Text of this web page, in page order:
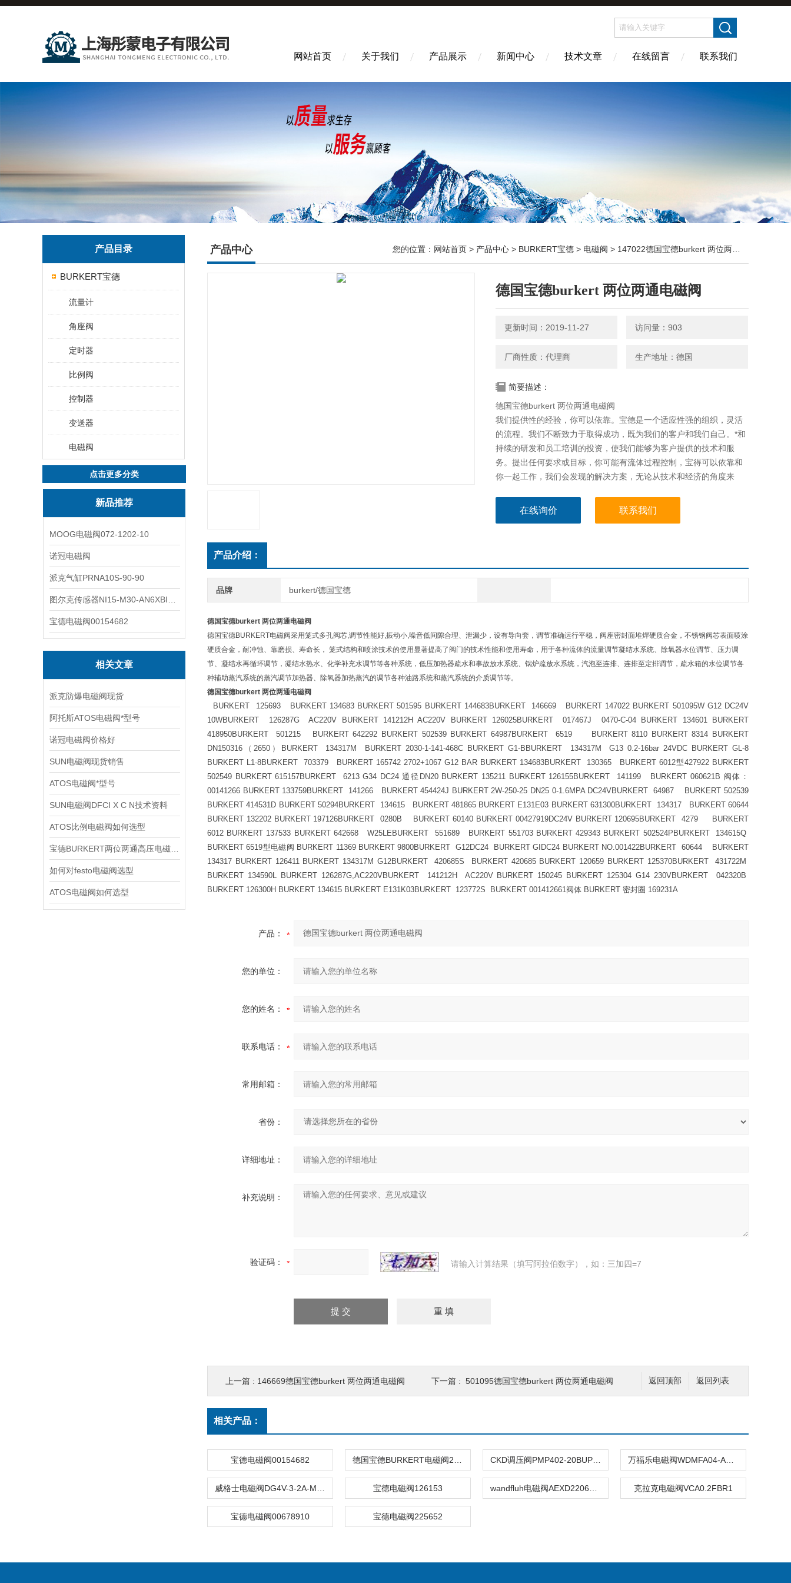
网站首页 关于我们 产品展示 新闻中心 技术文章 在线留言 联系我们
产品目录
BURKERT宝德
流量计
角座阀
定时器
比例阀
控制器
变送器
电磁阀
点击更多分类
新品推荐
MOOG电磁阀072-1202-10
诺冠电磁阀
派克气缸PRNA10S-90-90
宝德电磁阀00154682
相关文章
派克防爆电磁阀现货
阿托斯ATOS电磁阀*型号
诺冠电磁阀价格好
SUN电磁阀现货销售
ATOS电磁阀*型号
SUN电磁阀DFCI X C N技术资料
ATOS比例电磁阀如何选型
如何对festo电磁阀选型
ATOS电磁阀如何选型
产品中心 您的位置： 网站首页 > 产品中心 > BURKERT宝德 > 电磁阀 > 147022德国宝德burkert 两位两通电磁阀
德国宝德burkert 两位两通电磁阀
更新时间：2019-11-27 访问量：903
厂商性质：代理商 生产地址：德国
简要描述：
德国宝德burkert 两位两通电磁阀
我们提供性的经验，你可以依靠。宝德是一个适应性强的组织，灵活
的流程。我们不断致力于取得成功，既为我们的客户和我们自己。*和
持续的研发和员工培训的投资，使我们能够为客户提供的技术和服
务。提出任何要求或目标，你可能有流体过程控制，宝得可以依靠和
你一起工作，我们会发现的解决方案，无论从技术和经济的角度来
在线询价 联系我们
产品介绍：
品牌 burkert/德国宝德
德国宝德burkert 两位两通电磁阀
德国宝德BURKERT电磁阀采用笼式多孔阀芯,调节性能好,振动小,噪音低间隙合理、泄漏少，设有导向套，调节准确运行平稳，阀座密封面堆焊硬质合金，不锈钢阀芯表面喷涂
硬质合金，耐冲蚀、靠磨损、寿命长， 笼式结构和喷涂技术的使用显著提高了阀门的技术性能和使用寿命，用于各种流体的流量调节凝结水系统、除氧器水位调节、压力调
节、凝结水再循环调节，凝结水热水、化学补充水调节等各种系统，低压加热器疏水和事故放水系统、锅炉疏放水系统，汽泡至连排、连排至定排调节，疏水箱的水位调节各
种辅助蒸汽系统的蒸汽调节加热器、除氧器加热蒸汽的调节各种油路系统和蒸汽系统的介质调节等。
德国宝德burkert 两位两通电磁阀
BURKERT 125693 BURKERT 134683 BURKERT 501595 BURKERT 144683BURKERT 146669 BURKERT 147022 BURKERT 501095W G12 DC24V
10WBURKERT 126287G AC220V BURKERT 141212H AC220V BURKERT 126025BURKERT 017467J 0470-C-04 BURKERT 134601 BURKERT
418950BURKERT 501215 BURKERT 642292 BURKERT 502539 BURKERT 64987BURKERT 6519 BURKERT 8110 BURKERT 8314 BURKERT
DN150316（2650）BURKERT 134317M BURKERT 2030-1-141-468C BURKERT G1-BBURKERT 134317M G13 0.2-16bar 24VDC BURKERT GL-8
BURKERT L1-8BURKERT 703379 BURKERT 165742 2702+1067 G12 BAR BURKERT 134683BURKERT 130365 BURKERT 6012型427922 BURKERT
502549 BURKERT 615157BURKERT 6213 G34 DC24 通径DN20 BURKERT 135211 BURKERT 126155BURKERT 141199 BURKERT 060621B 阀体：
00141266 BURKERT 133759BURKERT 141266 BURKERT 454424J BURKERT 2W-250-25 DN25 0-1.6MPA DC24VBURKERT 64987 BURKERT 502539
BURKERT 414531D BURKERT 50294BURKERT 134615 BURKERT 481865 BURKERT E131E03 BURKERT 631300BURKERT 134317 BURKERT 60644
BURKERT 132202 BURKERT 197126BURKERT 0280B BURKERT 60140 BURKERT 00427919DC24V BURKERT 120695BURKERT 4279 BURKERT
6012 BURKERT 137533 BURKERT 642668 W25LEBURKERT 551689 BURKERT 551703 BURKERT 429343 BURKERT 502524PBURKERT 134615Q
BURKERT 6519型电磁阀 BURKERT 11369 BURKERT 9800BURKERT G12DC24 BURKERT GIDC24 BURKERT NO.001422BURKERT 60644 BURKERT
134317 BURKERT 126411 BURKERT 134317M G12BURKERT 420685S BURKERT 420685 BURKERT 120659 BURKERT 125370BURKERT 431722M
BURKERT 134590L BURKERT 126287G,AC220VBURKERT 141212H AC220V BURKERT 150245 BURKERT 125304 G14 230VBURKERT 042320B
BURKERT 126300H BURKERT 134615 BURKERT E131K03BURKERT 123772S BURKERT 001412661阀体 BURKERT 密封圈 169231A
产品：
您的单位：
您的姓名：
联系电话：
常用邮箱：
省份：
详细地址：
补充说明：
验证码： 请输入计算结果（填写阿拉伯数字），如：三加四=7
返回列表
返回顶部
上一篇 : 146669德国宝德burkert 两位两通电磁阀 下一篇 : 501095德国宝德burkert 两位两通电磁阀
相关产品：
宝德电磁阀00154682
宝德电磁阀126153 克拉克电磁阀VCA0.2FBR1
宝德电磁阀00678910 宝德电磁阀225652